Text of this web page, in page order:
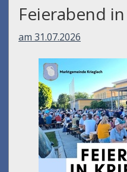
Feierabend
am 31.07.2026